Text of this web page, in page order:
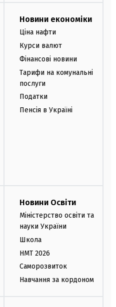
Новини економіки
Ціна нафти
Курси валют
Фінансові новини
Тарифи на комунальні
послуги
Податки
Пенсія в Україні
Новини Освіти
Міністерство освіти та
науки України
Школа
НМТ 2026
Саморозвиток
Навчання за кордоном